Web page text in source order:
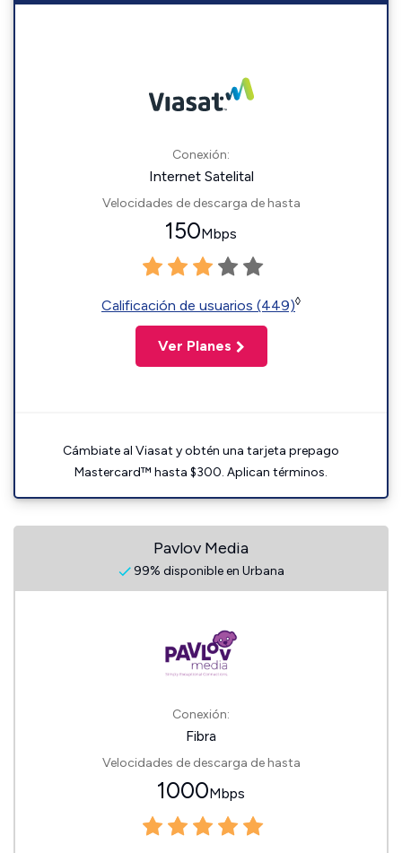
Conexión:
Internet Satelital
Velocidades de descarga de hasta
150Mbps
Calificación de usuarios (449)◊
Ver Planes
Cámbiate al Viasat y obtén una tarjeta prepago
Mastercard™ hasta $300. Aplican términos.
Pavlov Media
99% disponible en Urbana
Conexión:
Fibra
Velocidades de descarga de hasta
1000Mbps